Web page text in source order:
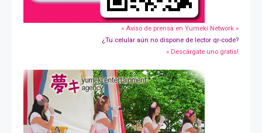
» Aviso de prensa en Yumeki Network »
¿Tu celular aún no dispone de lector qr-code?
» Descárgate uno gratis!